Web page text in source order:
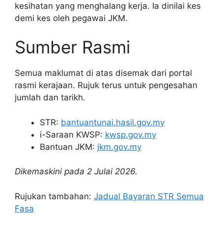
kesihatan yang menghalang kerja. Ia dinilai kes
demi kes oleh pegawai JKM.
Sumber Rasmi
Semua maklumat di atas disemak dari portal
rasmi kerajaan. Rujuk terus untuk pengesahan
jumlah dan tarikh.
STR: bantuantunai.hasil.gov.my
i-Saraan KWSP: kwsp.gov.my
Bantuan JKM: jkm.gov.my
Dikemaskini pada 2 Julai 2026.
Rujukan tambahan: Jadual Bayaran STR Semua
Fasa